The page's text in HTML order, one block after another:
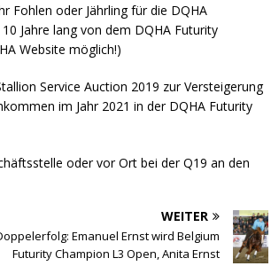
Fohlen oder Jährling für die DQHA
Jahre lang von dem DQHA Futurity
Website möglich!)
Service Auction 2019 zur Versteigerung
im Jahr 2021 in der DQHA Futurity
oder vor Ort bei der Q19 an den
WEITER
Emanuel Ernst wird Belgium
Futurity Champion L3 Open, Anita Ernst